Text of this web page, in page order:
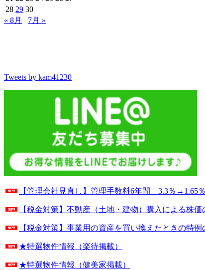
28 29 30
« 8月
7月 »
Tweets by kam41230
【管理会社見直し】管理手数料6年間 3.3％→1.65
【税金対策】不動産（土地・建物）購入による株
【税金対策】事業用の資産を買い換えたときの特例
★特選物件情報（楽待掲載）
★特選物件情報（健美家掲載）